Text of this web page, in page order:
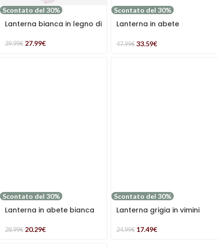
Scontato del 30%
Lanterna bianca in legno di
39.99€ 27.99€
Scontato del 30%
Lanterna in abete
47.99€ 33.59€
Scontato del 30%
Lanterna in abete bianca
28.99€ 20.29€
Scontato del 30%
Lanterna grigia in vimini
24.99€ 17.49€